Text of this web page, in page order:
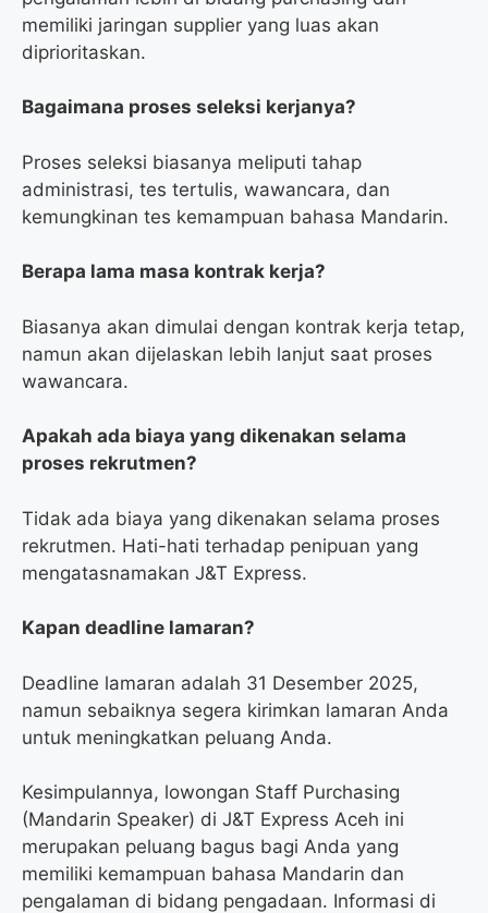
memiliki jaringan supplier yang luas akan
diprioritaskan.
Bagaimana proses seleksi kerjanya?
Proses seleksi biasanya meliputi tahap
administrasi, tes tertulis, wawancara, dan
kemungkinan tes kemampuan bahasa Mandarin.
Berapa lama masa kontrak kerja?
Biasanya akan dimulai dengan kontrak kerja tetap,
namun akan dijelaskan lebih lanjut saat proses
wawancara.
Apakah ada biaya yang dikenakan selama
proses rekrutmen?
Tidak ada biaya yang dikenakan selama proses
rekrutmen. Hati-hati terhadap penipuan yang
mengatasnamakan J&T Express.
Kapan deadline lamaran?
Deadline lamaran adalah 31 Desember 2025,
namun sebaiknya segera kirimkan lamaran Anda
untuk meningkatkan peluang Anda.
Kesimpulannya, lowongan Staff Purchasing
(Mandarin Speaker) di J&T Express Aceh ini
merupakan peluang bagus bagi Anda yang
memiliki kemampuan bahasa Mandarin dan
pengalaman di bidang pengadaan. Informasi di